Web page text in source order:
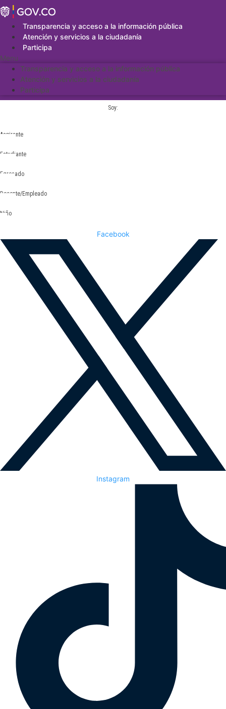
Saltar
al
contenidoTransparencia y acceso a la información pública
Atención y servicios a la ciudadanía
Participa
Menu
Transparencia y acceso a la información pública
Atención y servicios a la ciudadanía
Participa
Soy:
Aspirante
Estudiante
Egresado
Docente/Empleado
Niño
Facebook
Instagram